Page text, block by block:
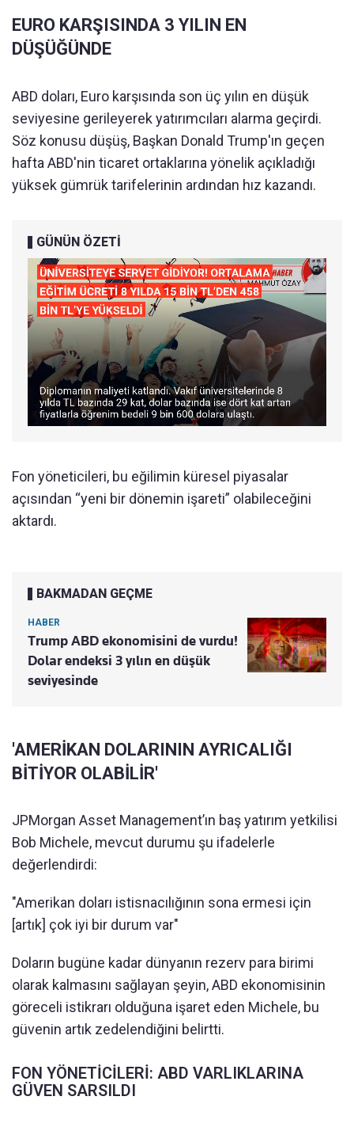
EURO KARŞISINDA 3 YILIN EN
DÜŞÜĞÜNDE
ABD doları, Euro karşısında son üç yılın en düşük
seviyesine gerileyerek yatırımcıları alarma geçirdi.
Söz konusu düşüş, Başkan Donald Trump'ın geçen
hafta ABD'nin ticaret ortaklarına yönelik açıkladığı
yüksek gümrük tarifelerinin ardından hız kazandı.
GÜNÜN ÖZETİ
Fon yöneticileri, bu eğilimin küresel piyasalar
açısından “yeni bir dönemin işareti” olabileceğini
aktardı.
BAKMADAN GEÇME
HABER
Trump ABD ekonomisini de vurdu!
Dolar endeksi 3 yılın en düşük
seviyesinde
'AMERİKAN DOLARININ AYRICALIĞI
BİTİYOR OLABİLİR'
JPMorgan Asset Management’ın baş yatırım yetkilisi
Bob Michele, mevcut durumu şu ifadelerle
değerlendirdi:
"Amerikan doları istisnacılığının sona ermesi için
[artık] çok iyi bir durum var"
Doların bugüne kadar dünyanın rezerv para birimi
olarak kalmasını sağlayan şeyin, ABD ekonomisinin
göreceli istikrarı olduğuna işaret eden Michele, bu
güvenin artık zedelendiğini belirtti.
FON YÖNETİCİLERİ: ABD VARLIKLARINA
GÜVEN SARSILDI